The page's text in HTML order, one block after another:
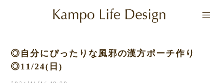
◎自分にぴったりな風邪の漢方ポーチ作り
◎11/24(日)